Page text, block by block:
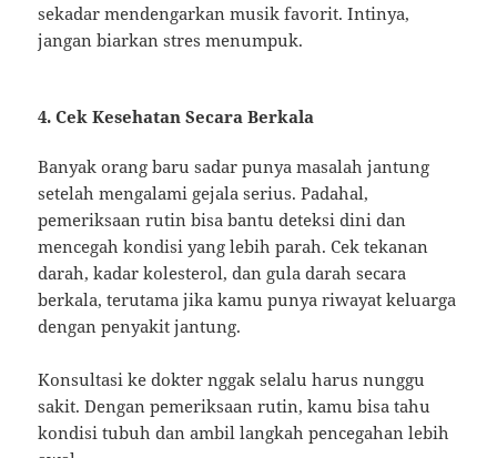
sekadar mendengarkan musik favorit. Intinya,
jangan biarkan stres menumpuk.
4. Cek Kesehatan Secara Berkala
Banyak orang baru sadar punya masalah jantung
setelah mengalami gejala serius. Padahal,
pemeriksaan rutin bisa bantu deteksi dini dan
mencegah kondisi yang lebih parah. Cek tekanan
darah, kadar kolesterol, dan gula darah secara
berkala, terutama jika kamu punya riwayat keluarga
dengan penyakit jantung.
Konsultasi ke dokter nggak selalu harus nunggu
sakit. Dengan pemeriksaan rutin, kamu bisa tahu
kondisi tubuh dan ambil langkah pencegahan lebih